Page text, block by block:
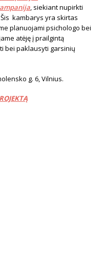
, siekiant nupirkti
kambarys yra skirtas
planuojami psichologo bei
atėję į prailgintą
bei paklausyti garsinių
g. 6, Vilnius.